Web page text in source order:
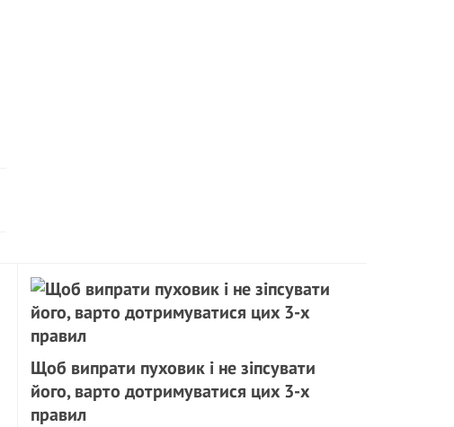
Щоб випрати пуховик і не зіпсувати
його, варто дотримуватися цих 3-х
правил